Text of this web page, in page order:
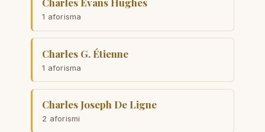
1 aforisma
Charles G. Étienne
1 aforisma
Charles Joseph De Ligne
2 aforismi